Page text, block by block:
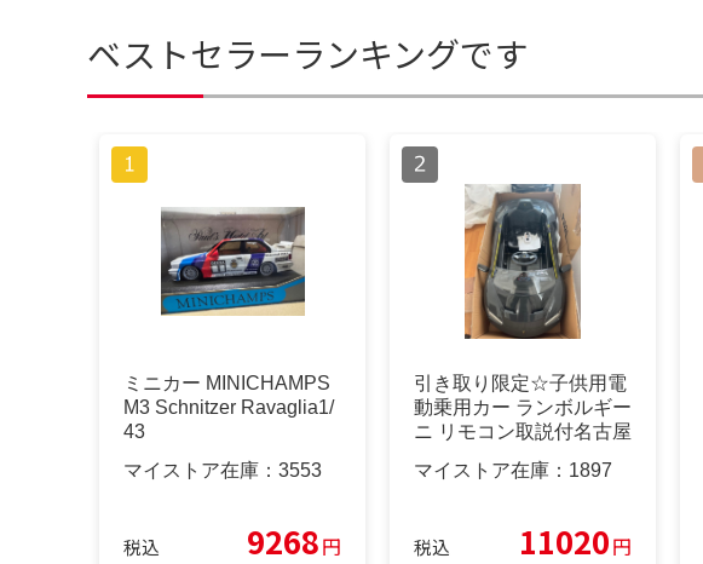
ベストセラーランキングです
ミニカー MINICHAMPS
M3 Schnitzer Ravaglia1/
43
マイストア在庫： 3553
税込 9268円
引き取り限定☆子供用電
動乗用カー ランボルギー
ニ リモコン取説付名古屋
マイストア在庫： 1897
税込 11020円